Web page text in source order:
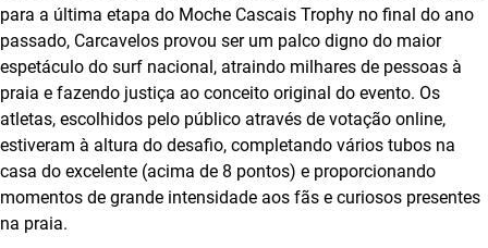
para a última etapa do Moche Cascais Trophy no final do ano
passado, Carcavelos provou ser um palco digno do maior
espetáculo do surf nacional, atraindo milhares de pessoas à
praia e fazendo justiça ao conceito original do evento. Os
atletas, escolhidos pelo público através de votação online,
estiveram à altura do desafio, completando vários tubos na
casa do excelente (acima de 8 pontos) e proporcionando
momentos de grande intensidade aos fãs e curiosos presentes
na praia.